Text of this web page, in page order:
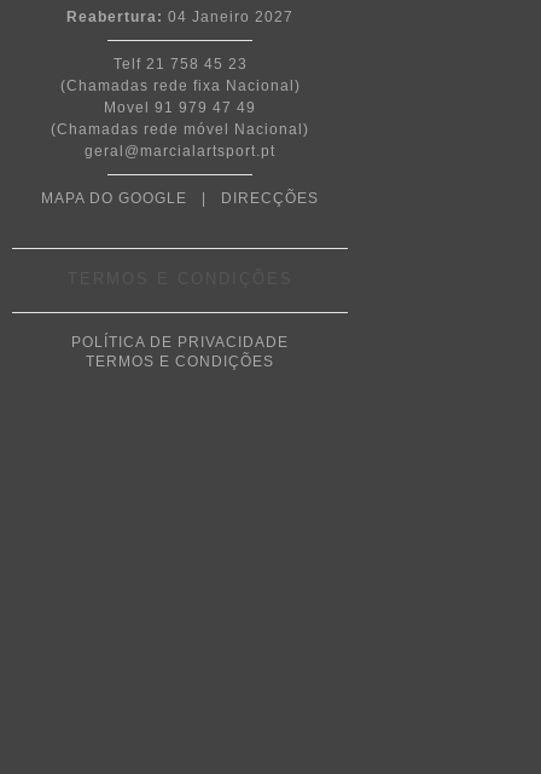
Reabertura: 04 Janeiro 2027
Telf 21 758 45 23
(Chamadas rede fixa Nacional)
Movel 91 979 47 49
(Chamadas rede móvel Nacional)
geral@marcialartsport.pt
MAPA DO GOOGLE DIRECÇÕES
POLÍTICA DE PRIVACIDADE
TERMOS E CONDIÇÕES